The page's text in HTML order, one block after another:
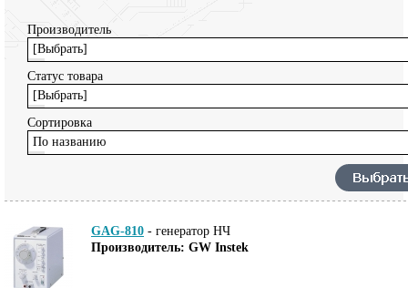
Производитель
[Выбрать]
Статус товара
[Выбрать]
Сортировка
По названию
GAG-810 - генератор НЧ
Производитель: GW Instek